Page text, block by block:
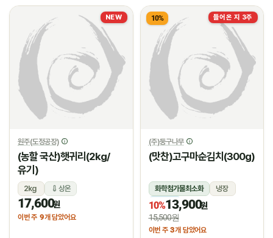
NEW
원주(도정공장)
(농할 국산)햇귀리(2kg/
유기)
2kg 상온
17,600원
이번 주 9개 담았어요
들어온 지 3주
10%
(주)둥구나무
(맛찬)고구마순김치(300g)
화학첨가물최소화
냉장
냉장
10%13,900원
15,500원
이번 주 3개 담았어요